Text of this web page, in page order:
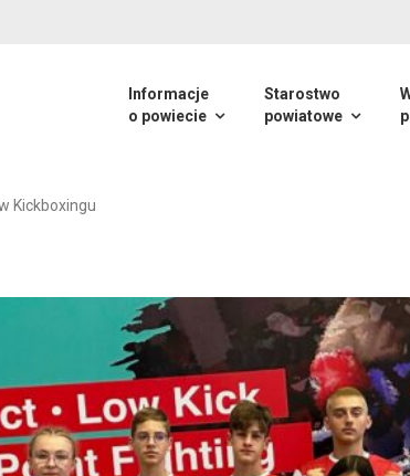
Informacje
o powiecie
Starostwo
powiatowe
Kickboxingu